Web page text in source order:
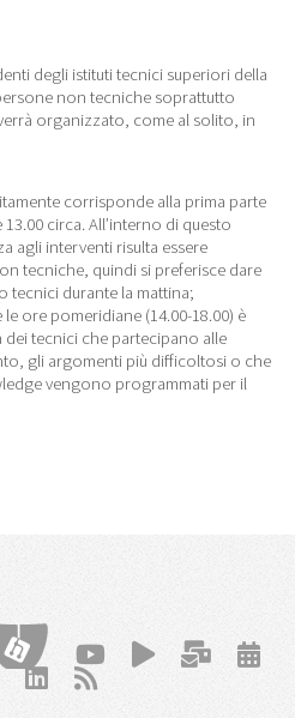
degli istituti tecnici superiori della
non tecniche soprattutto
organizzato, come al solito, in
corrisponde alla prima parte
13.00 circa. All’interno di questo
agli interventi risulta essere
tecniche, quindi si preferisce dare
tecnici durante la mattina;
le ore pomeridiane (14.00-18.00) è
dei tecnici che partecipano alle
gli argomenti più difficoltosi o che
vengono programmati per il